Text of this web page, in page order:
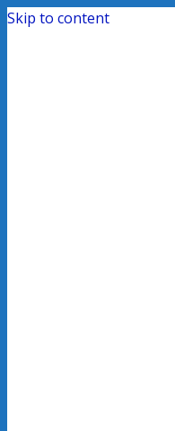
Skip to content